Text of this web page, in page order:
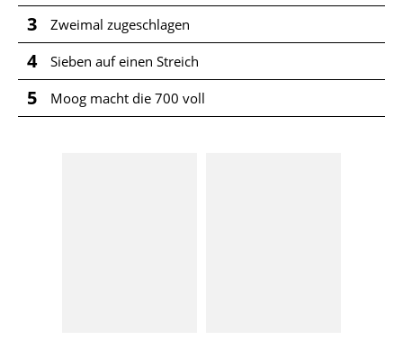
3 Zweimal zugeschlagen
4 Sieben auf einen Streich
5 Moog macht die 700 voll